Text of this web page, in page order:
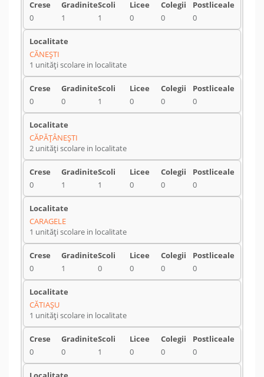
0 1 1 0 0 0
CĂNEŞTI
1 unități scolare in localitate
0 0 1 0 0 0
CĂPĂŢÂNEŞTI
2 unități scolare in localitate
0 1 1 0 0 0
CARAGELE
1 unități scolare in localitate
0 1 0 0 0 0
CĂTIAŞU
1 unități scolare in localitate
0 0 1 0 0 0